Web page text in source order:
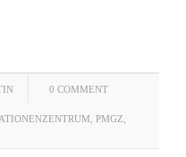
0 COMMENT
PMGZ